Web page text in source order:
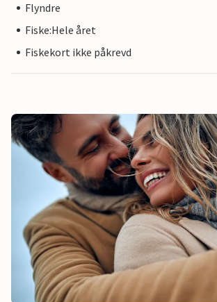
Flyndre
Fiske:Hele året
Fiskekort ikke påkrevd